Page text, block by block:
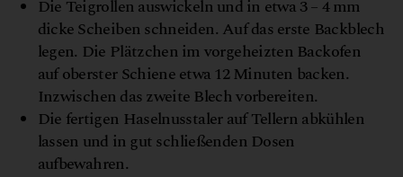
Die Teigrollen auswickeln und in etwa 3 – 4 mm
dicke Scheiben schneiden. Auf das erste Backblech
legen. Die Plätzchen im vorgeheizten Backofen
auf oberster Schiene etwa 12 Minuten backen.
Inzwischen das zweite Blech vorbereiten.
Die fertigen Haselnusstaler auf Tellern abkühlen
lassen und in gut schließenden Dosen
aufbewahren.